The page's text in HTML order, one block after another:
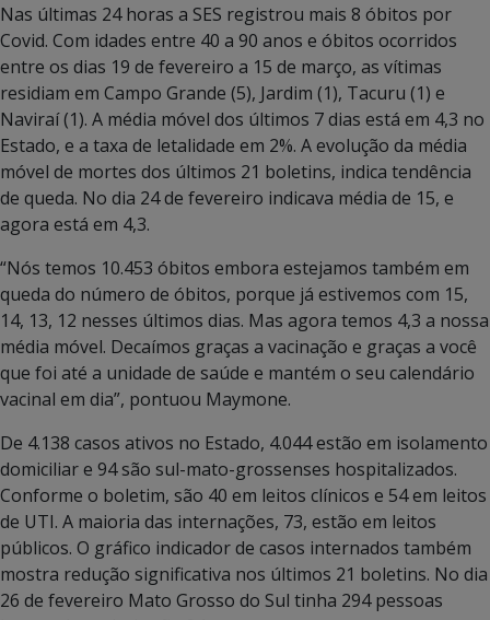
Nas últimas 24 horas a SES registrou mais 8 óbitos por
Covid. Com idades entre 40 a 90 anos e óbitos ocorridos
entre os dias 19 de fevereiro a 15 de março, as vítimas
residiam em Campo Grande (5), Jardim (1), Tacuru (1) e
Naviraí (1). A média móvel dos últimos 7 dias está em 4,3 no
Estado, e a taxa de letalidade em 2%. A evolução da média
móvel de mortes dos últimos 21 boletins, indica tendência
de queda. No dia 24 de fevereiro indicava média de 15, e
agora está em 4,3.
“Nós temos 10.453 óbitos embora estejamos também em
queda do número de óbitos, porque já estivemos com 15,
14, 13, 12 nesses últimos dias. Mas agora temos 4,3 a nossa
média móvel. Decaímos graças a vacinação e graças a você
que foi até a unidade de saúde e mantém o seu calendário
vacinal em dia”, pontuou Maymone.
De 4.138 casos ativos no Estado, 4.044 estão em isolamento
domiciliar e 94 são sul-mato-grossenses hospitalizados.
Conforme o boletim, são 40 em leitos clínicos e 54 em leitos
de UTI. A maioria das internações, 73, estão em leitos
públicos. O gráfico indicador de casos internados também
mostra redução significativa nos últimos 21 boletins. No dia
26 de fevereiro Mato Grosso do Sul tinha 294 pessoas